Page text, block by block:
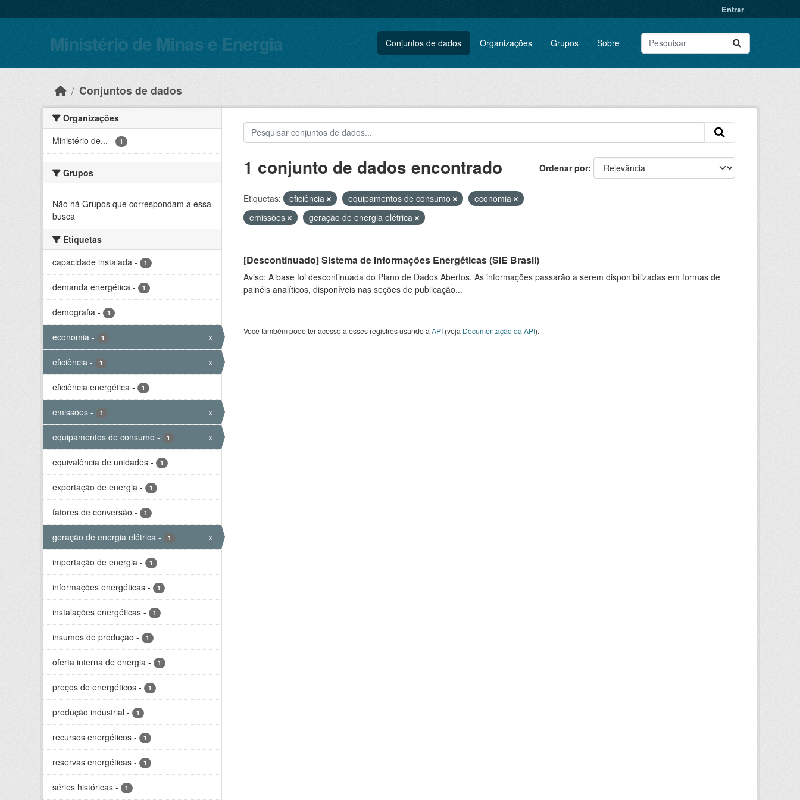
Entrar
Ministério de Minas e Energia Conjuntos de dados Organizações Grupos Sobre
Conjuntos de dados
Organizações
Ministério de... - 1
Grupos
Não há Grupos que correspondam a essa
busca
Etiquetas
capacidade instalada - 1
demanda energética - 1
demografia - 1
economia - 1 x
eficiência - 1 x
eficiência energética - 1
emissões - 1 x
equipamentos de consumo - 1 x
equivalência de unidades - 1
exportação de energia - 1
fatores de conversão - 1
geração de energia elétrica - 1 x
importação de energia - 1
informações energéticas - 1
instalações energéticas - 1
insumos de produção - 1
oferta interna de energia - 1
preços de energéticos - 1
produção industrial - 1
recursos energéticos - 1
reservas energéticas - 1
séries históricas - 1
Ordenar por
1 conjunto de dados encontrado
Etiquetas: eficiência equipamentos de consumo
economia
emissões
geração de energia elétrica
[Descontinuado] Sistema de Informações Energéticas (SIE Brasil)
Aviso: A base foi descontinuada do Plano de Dados Abertos. As informações passarão a serem disponibilizadas em formas de
painéis analíticos, disponíveis nas seções de publicação...
Você também pode ter acesso a esses registros usando a API(veja Documentação da API).